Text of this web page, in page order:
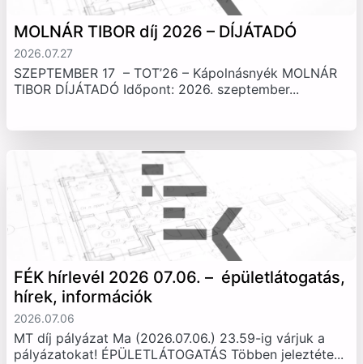
MOLNÁR TIBOR díj 2026 – DÍJÁTADÓ
2026.07.27
SZEPTEMBER 17 – TOT’26 – Kápolnásnyék MOLNÁR
TIBOR DÍJÁTADÓ Időpont: 2026. szeptember...
FÉK hírlevél 2026 07.06. – épületlátogatás,
hírek, információk
2026.07.06
MT díj pályázat Ma (2026.07.06.) 23.59-ig várjuk a
pályázatokat! ÉPÜLETLÁTOGATÁS Többen jeleztéte...